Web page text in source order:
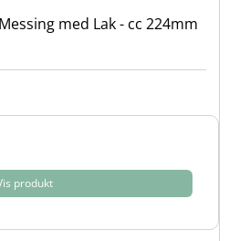
med Lak - cc 224mm
produkt